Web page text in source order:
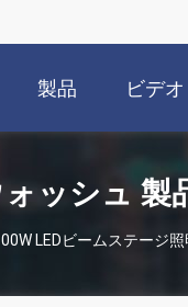
製品 ビデオ
ッシュ 製
LEDビームステージ照